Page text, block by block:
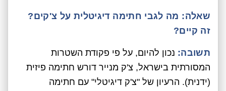
שאלה: מה לגבי חתימה דיגיטלית על צ'קים?
זה קיים?
תשובה: נכון להיום, על פי פקודת השטרות
המסורתית בישראל, צ'ק מנייר דורש חתימה פיזית
(ידנית). הרעיון של "צ'ק דיגיטלי" עם חתימה